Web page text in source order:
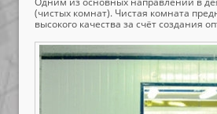
(чистых комнат). Чистая комната
высокого качества за счёт